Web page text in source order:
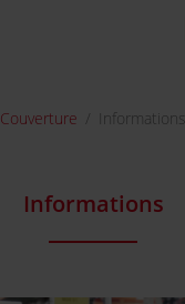
Couverture Informations
Informations